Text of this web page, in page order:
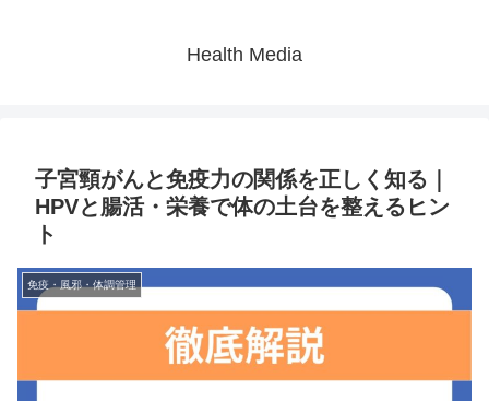
Health Media
子宮頸がんと免疫力の関係を正しく知る｜
HPVと腸活・栄養で体の土台を整えるヒン
ト
免疫・風邪・体調管理